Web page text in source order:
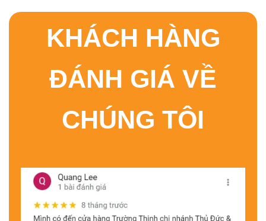
KHÁCH HÀNG
ĐÁNH GIÁ VỀ
CHÚNG TÔI